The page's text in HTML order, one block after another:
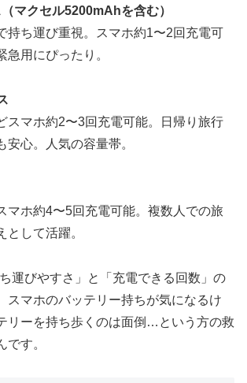
マクセル5200mAhを含む）
持ち運び重視。スマホ約1〜2回充電可
急用にぴったり。
スマホ約2〜3回充電可能。日帰り旅行
安心。人気の容量帯。
マホ約4〜5回充電可能。複数人での旅
として活躍。
運びやすさ」と「充電できる回数」の
スマホのバッテリー持ちが気になるけ
リーを持ち歩くのは面倒…という方の救
です。